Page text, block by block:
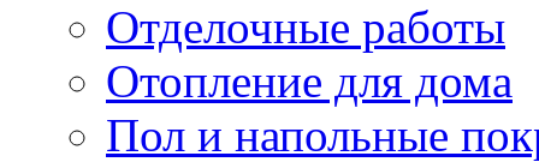
Отделочные работы
Отопление для дома
Пол и напольные